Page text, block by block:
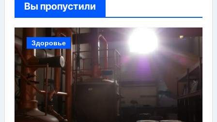
Вы пропустили
Здоровье